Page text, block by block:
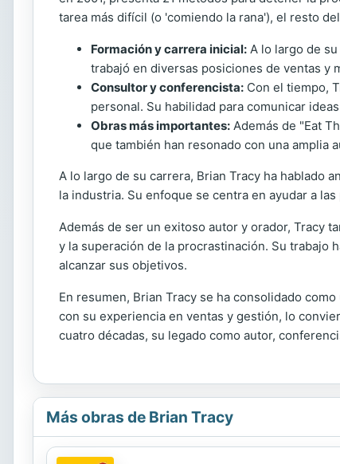
tarea más difícil (o 'comiendo la rana'), el resto
Formación y carrera inicial: A lo largo de
trabajó en diversas posiciones de ventas y
Consultor y conferencista: Con el tiempo,
personal. Su habilidad para comunicar
Obras más importantes: Además de "Eat
que también han resonado con una amplia
A lo largo de su carrera, Brian Tracy ha hablado
la industria. Su enfoque se centra en ayudar a
Además de ser un exitoso autor y orador, Tracy
y la superación de la procrastinación. Su trabajo
alcanzar sus objetivos.
En resumen, Brian Tracy se ha consolidado
con su experiencia en ventas y gestión, lo
cuatro décadas, su legado como autor,
Más obras de Brian Tracy